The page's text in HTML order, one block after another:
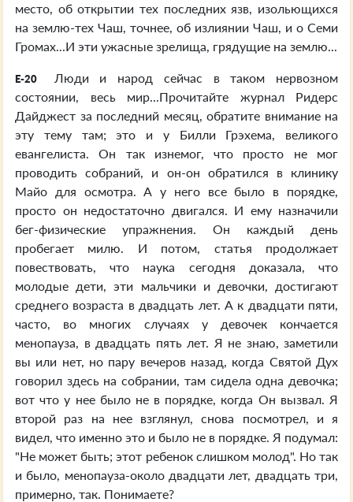
место, об открытии тех последних язв, изольющихся
на землю-тех Чаш, точнее, об излиянии Чаш, и о Семи
Громах...И эти ужасные зрелища, грядущие на землю...
E-20
Люди и народ сейчас в таком нервозном
состоянии, весь мир...Прочитайте журнал Ридерс
Дайджест за последний месяц, обратите внимание на
эту тему там; это и у Билли Грэхема, великого
евангелиста. Он так изнемог, что просто не мог
проводить собраний, и он-он обратился в клинику
Майо для осмотра. А у него все было в порядке,
просто он недостаточно двигался. И ему назначили
бег-физические упражнения. Он каждый день
пробегает милю. И потом, статья продолжает
повествовать, что наука сегодня доказала, что
молодые дети, эти мальчики и девочки, достигают
среднего возраста в двадцать лет. А к двадцати пяти,
часто, во многих случаях у девочек кончается
менопауза, в двадцать пять лет. Я не знаю, заметили
вы или нет, но пару вечеров назад, когда Святой Дух
говорил здесь на собрании, там сидела одна девочка;
вот что у нее было не в порядке, когда Он вызвал. Я
второй раз на нее взглянул, снова посмотрел, и я
видел, что именно это и было не в порядке. Я подумал:
"Не может быть; этот ребенок слишком молод". Но так
и было, менопауза-около двадцати лет, двадцать три,
примерно, так. Понимаете?